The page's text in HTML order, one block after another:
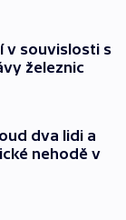
v souvislosti s
železnic
dva lidi a
nehodě v